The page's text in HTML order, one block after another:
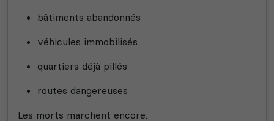
bâtiments abandonnés
véhicules immobilisés
quartiers déjà pillés
routes dangereuses
Les morts marchent encore.